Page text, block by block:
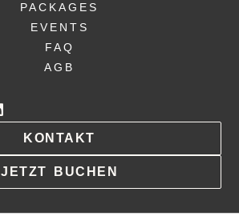
PACKAGES
EVENTS
FAQ
AGB
JETZT BUCHEN
KONTAKT